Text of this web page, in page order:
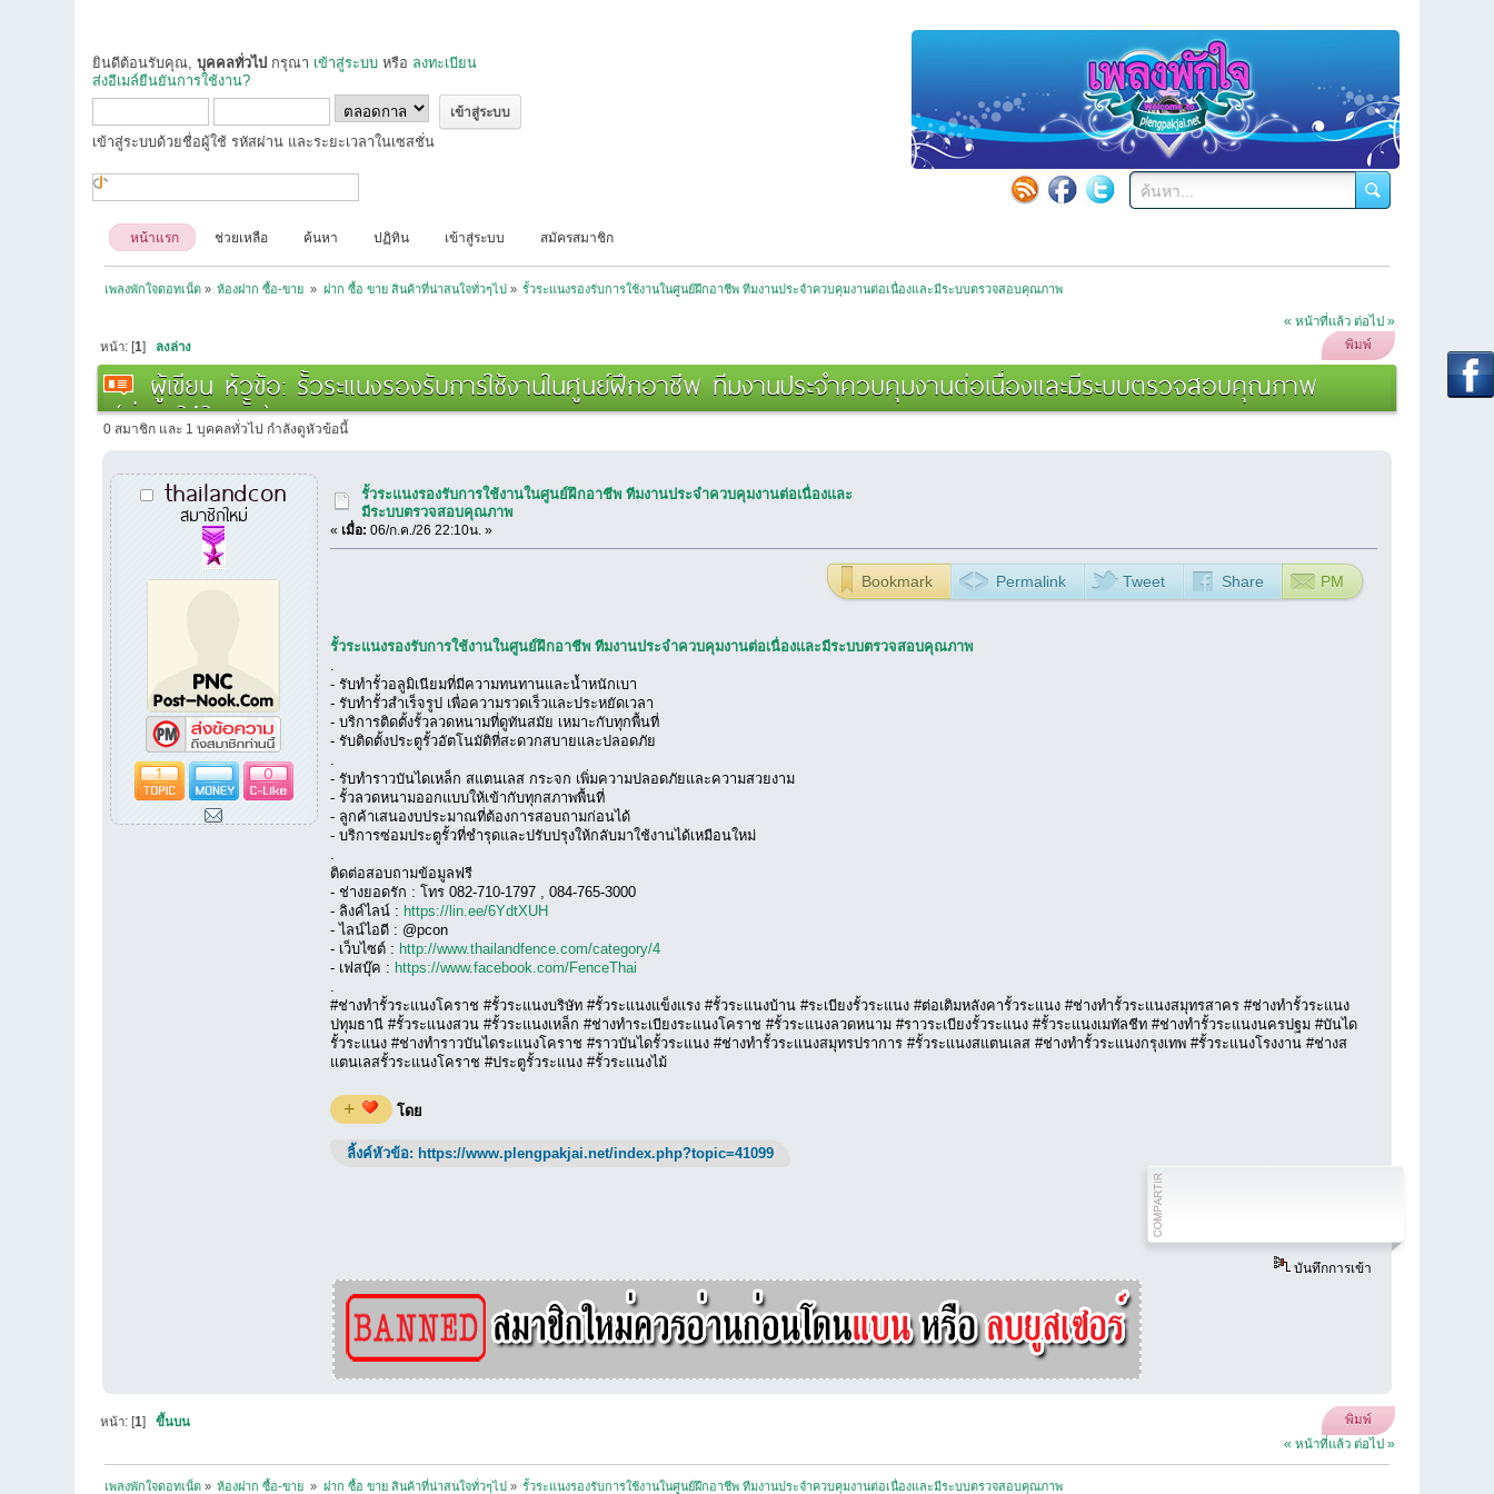
ยินดีต้อนรับคุณ,บุคคลทั่วไป กรุณา เข้าสู่ระบบ หรือ ลงทะเบียน
ส่งอีเมล์ยืนยันการใช้งาน?
เข้าสู่ระบบด้วยชื่อผู้ใช้ รหัสผ่าน และระยะเวลาในเซสชั่น
หน้าแรก ช่วยเหลือ ค้นหา ปฏิทิน เข้าสู่ระบบ สมัครสมาชิก
เพลงพักใจดอทเน็ต» ห้องฝาก ซื้อ-ขาย » ฝาก ซื้อ ขาย สินค้าที่น่าสนใจทั่วๆไป » รั้วระแนงรองรับการใช้งานในศูนย์ฝึกอาชีพ ทีมงานประจำควบคุมงานต่อเนื่องและมีระบบตรวจสอบคุณภาพ
« หน้าที่แล้ว ต่อไป »
พิมพ์
หน้า: [1] ลงล่าง
ผู้เขียน หัวข้อ: รั้วระแนงรองรับการใช้งานในศูนย์ฝึกอาชีพ ทีมงานประจำควบคุมงานต่อเนื่องและมีระบบตรวจสอบคุณภาพ
(อ่าน 343 ครั้ง)
0 สมาชิก และ 1 บุคคลทั่วไป กำลังดูหัวข้อนี้
thailandcon
สมาชิกใหม่
1 0
รั้วระแนงรองรับการใช้งานในศูนย์ฝึกอาชีพ ทีมงานประจำควบคุมงานต่อเนื่องและ
มีระบบตรวจสอบคุณภาพ
« เมื่อ: 06/ก.ค./26 22:10น. »
Bookmark Permalink Tweet Share PM
รั้วระแนงรองรับการใช้งานในศูนย์ฝึกอาชีพ ทีมงานประจำควบคุมงานต่อเนื่องและมีระบบตรวจสอบคุณภาพ
- รับทำรั้วอลูมิเนียมที่มีความทนทานและน้ำหนักเบา
- รับทำรั้วสำเร็จรูป เพื่อความรวดเร็วและประหยัดเวลา
- บริการติดตั้งรั้วลวดหนามที่ดูทันสมัย เหมาะกับทุกพื้นที่
- รับติดตั้งประตูรั้วอัตโนมัติที่สะดวกสบายและปลอดภัย
- รับทำราวบันไดเหล็ก สแตนเลส กระจก เพิ่มความปลอดภัยและความสวยงาม
- รั้วลวดหนามออกแบบให้เข้ากับทุกสภาพพื้นที่
- ลูกค้าเสนองบประมาณที่ต้องการสอบถามก่อนได้
- บริการซ่อมประตูรั้วที่ชำรุดและปรับปรุงให้กลับมาใช้งานได้เหมือนใหม่
ติดต่อสอบถามข้อมูลฟรี
- ช่างยอดรัก : โทร 082-710-1797 , 084-765-3000
- ลิงค์ไลน์ : https://lin.ee/6YdtXUH
- ไลน์ไอดี : @pcon
- เว็บไซต์ : http://www.thailandfence.com/category/4
- เฟสบุ๊ค : https://www.facebook.com/FenceThai
#ช่างทำรั้วระแนงโคราช #รั้วระแนงบริษัท #รั้วระแนงแข็งแรง #รั้วระแนงบ้าน #ระเบียงรั้วระแนง #ต่อเติมหลังคารั้วระแนง #ช่างทำรั้วระแนงสมุทรสาคร #ช่างทำรั้วระแนง
ปทุมธานี #รั้วระแนงสวน #รั้วระแนงเหล็ก #ช่างทำระเบียงระแนงโคราช #รั้วระแนงลวดหนาม #ราวระเบียงรั้วระแนง #รั้วระแนงเมทัลชีท #ช่างทำรั้วระแนงนครปฐม #บันได
รั้วระแนง #ช่างทำราวบันไดระแนงโคราช #ราวบันไดรั้วระแนง #ช่างทำรั้วระแนงสมุทรปราการ #รั้วระแนงสแตนเลส #ช่างทำรั้วระแนงกรุงเทพ #รั้วระแนงโรงงาน #ช่างส
แตนเลสรั้วระแนงโคราช #ประตูรั้วระแนง #รั้วระแนงไม้
+ โดย
ลิ้งค์หัวข้อ: https://www.plengpakjai.net/index.php?topic=41099
บันทึกการเข้า
พิมพ์
หน้า: [1] ขึ้นบน
« หน้าที่แล้ว ต่อไป »
เพลงพักใจดอทเน็ต» ห้องฝาก ซื้อ-ขาย » ฝาก ซื้อ ขาย สินค้าที่น่าสนใจทั่วๆไป » รั้วระแนงรองรับการใช้งานในศูนย์ฝึกอาชีพ ทีมงานประจำควบคุมงานต่อเนื่องและมีระบบตรวจสอบคุณภาพ